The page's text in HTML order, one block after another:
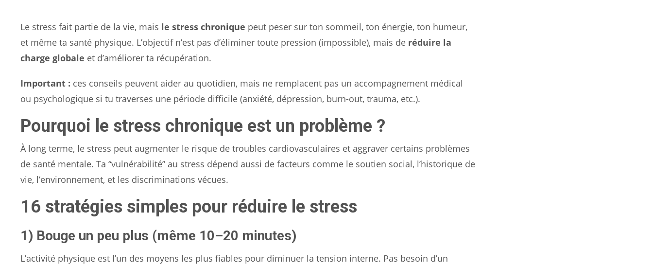
Le stress fait partie de la vie, mais le stress chronique peut peser sur ton sommeil, ton énergie, ton humeur,
et même ta santé physique. L’objectif n’est pas d’éliminer toute pression (impossible), mais de réduire la
charge globale et d’améliorer ta récupération.
Important : ces conseils peuvent aider au quotidien, mais ne remplacent pas un accompagnement médical
ou psychologique si tu traverses une période difficile (anxiété, dépression, burn-out, trauma, etc.).
Pourquoi le stress chronique est un problème ?
À long terme, le stress peut augmenter le risque de troubles cardiovasculaires et aggraver certains problèmes
de santé mentale. Ta “vulnérabilité” au stress dépend aussi de facteurs comme le soutien social, l’historique de
vie, l’environnement, et les discriminations vécues.
16 stratégies simples pour réduire le stress
1) Bouge un peu plus (même 10–20 minutes)
L’activité physique est l’un des moyens les plus fiables pour diminuer la tension interne. Pas besoin d’un